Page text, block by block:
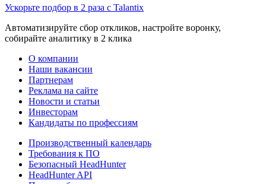
Ускорьте подбор в 2 раза с Talantix
Автоматизируйте сбор откликов, настройте воронку,
собирайте аналитику в 2 клика
О компании
Наши вакансии
Партнерам
Реклама на сайте
Новости и статьи
Инвесторам
Кандидаты по профессиям
Производственный календарь
Требования к ПО
Безопасный HeadHunter
HeadHunter API